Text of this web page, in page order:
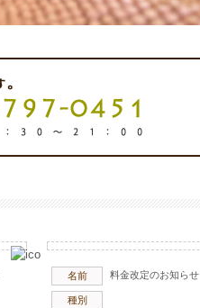
名前 料金改定のお知らせ
種別